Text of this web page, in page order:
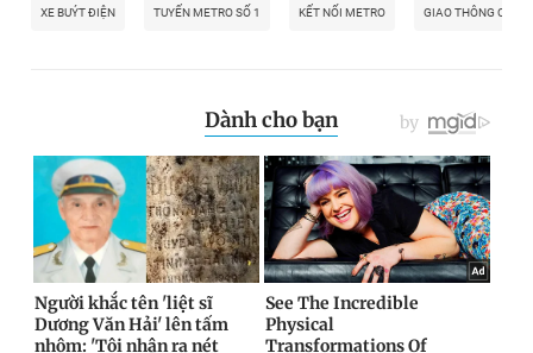
XE BUÝT ĐIỆN TUYẾN METRO SỐ 1 KẾT NỐI METRO GIAO THÔNG CÔNG